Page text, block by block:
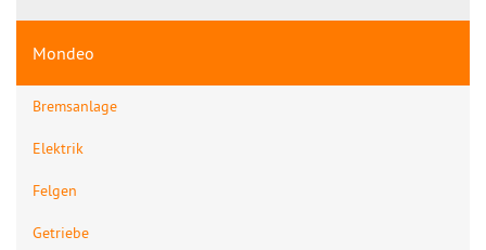
Mondeo
Bremsanlage
Elektrik
Felgen
Getriebe